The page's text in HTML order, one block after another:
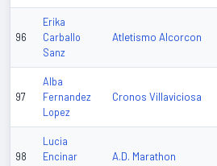
96
Erika
Carballo
Sanz
Atletismo Alcorcon
97
Alba
Fernandez
Lopez
Cronos Villaviciosa
98
Lucia
Encinar
A.D. Marathon